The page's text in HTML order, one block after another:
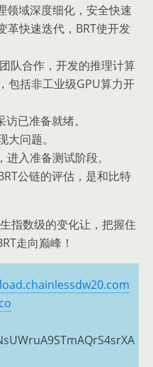
领域深度细化，安全快速
革快速迭代，BRT使开发
队合作，开发的推理计算
包括非工业级GPU算力开
已准备就绪。
问题。
入准备测试阶段。
公链的评估，是和比特
指数级的变化让，把握住
走向巅峰！